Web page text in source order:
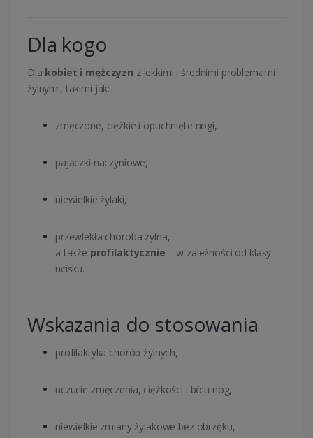
Dla kogo
Dla kobiet i mężczyzn z lekkimi i średnimi problemami
żylnymi, takimi jak:
zmęczone, ciężkie i opuchnięte nogi,
pajączki naczyniowe,
niewielkie żylaki,
przewlekła choroba żylna,
a także profilaktycznie – w zależności od klasy
ucisku.
Wskazania do stosowania
profilaktyka chorób żylnych,
uczucie zmęczenia, ciężkości i bólu nóg,
niewielkie zmiany żylakowe bez obrzęku,